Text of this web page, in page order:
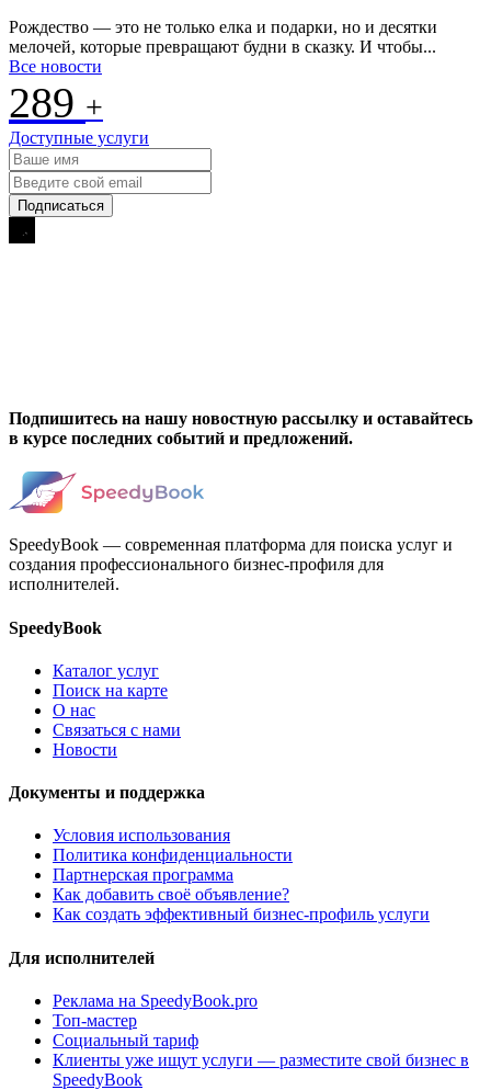
Рождество — это не только елка и подарки, но и десятки
мелочей, которые превращают будни в сказку. И чтобы...
Все новости
289 +
Доступные услуги
Подпишитесь на нашу новостную рассылку и оставайтесь
в курсе последних событий и предложений.
SpeedyBook — современная платформа для поиска услуг и
создания профессионального бизнес-профиля для
исполнителей.
SpeedyBook
Каталог услуг
Поиск на карте
О нас
Связаться с нами
Новости
Документы и поддержка
Условия использования
Политика конфиденциальности
Партнерская программа
Как добавить своё объявление?
Как создать эффективный бизнес-профиль услуги
Для исполнителей
Реклама на SpeedyBook.pro
Топ-мастер
Социальный тариф
Клиенты уже ищут услуги — разместите свой бизнес в
SpeedyBook